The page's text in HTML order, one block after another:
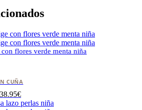
flores verde menta niña
CUÑA
38.95€